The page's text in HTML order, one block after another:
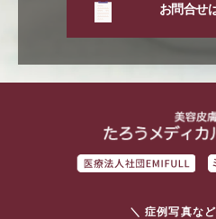
お問合せ
＼ 症例写真な